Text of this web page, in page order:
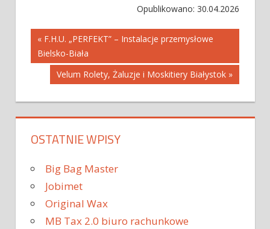
Opublikowano: 30.04.2026
Nawigacja
wpisu
« F.H.U. „PERFEKT” – Instalacje przemysłowe
Bielsko-Biała
Velum Rolety, Żaluzje i Moskitiery Białystok »
OSTATNIE WPISY
Big Bag Master
Jobimet
Original Wax
MB Tax 2.0 biuro rachunkowe